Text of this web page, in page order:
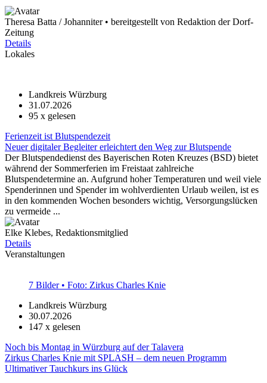
Theresa Batta / Johanniter • bereitgestellt von Redaktion der Dorf-
Zeitung
Details
Lokales
Landkreis Würzburg
31.07.2026
95 x gelesen
Ferienzeit ist Blutspendezeit
Neuer digitaler Begleiter erleichtert den Weg zur Blutspende
Der Blutspendedienst des Bayerischen Roten Kreuzes (BSD) bietet
während der Sommerferien im Freistaat zahlreiche
Blutspendetermine an. Aufgrund hoher Temperaturen und weil viele
Spenderinnen und Spender im wohlverdienten Urlaub weilen, ist es
in den kommenden Wochen besonders wichtig, Versorgungslücken
zu vermeide ...
Elke Klebes, Redaktionsmitglied
Details
Veranstaltungen
7 Bilder • Foto: Zirkus Charles Knie
Landkreis Würzburg
30.07.2026
147 x gelesen
Noch bis Montag in Würzburg auf der Talavera
Zirkus Charles Knie mit SPLASH – dem neuen Programm
Ultimativer Tauchkurs ins Glück